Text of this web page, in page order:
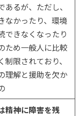
るが、ただし、
なかったり、環境
できなくなったり
ため一般人に比較
限されており、
理解と援助を欠か
精神に障害を残